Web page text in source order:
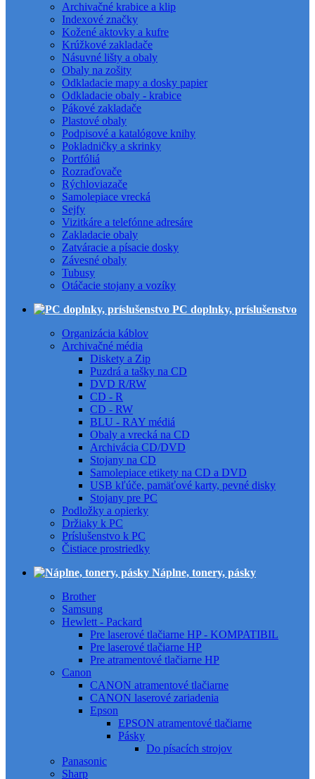
Archivačné krabice a klip
Indexové značky
Kožené aktovky a kufre
Krúžkové zakladače
Násuvné lišty a obaly
Obaly na zošity
Odkladacie mapy a dosky papier
Odkladacie obaly - krabice
Pákové zakladače
Plastové obaly
Podpisové a katalógove knihy
Pokladničky a skrinky
Portfóliá
Rozraďovače
Rýchloviazače
Samolepiace vrecká
Sejfy
Vizitkáre a telefónne adresáre
Zakladacie obaly
Zatváracie a písacie dosky
Závesné obaly
Tubusy
Otáčacie stojany a vozíky
PC doplnky, príslušenstvo
Organizácia káblov
Archivačné média
Diskety a Zip
Puzdrá a tašky na CD
DVD R/RW
CD - R
CD - RW
BLU - RAY médiá
Obaly a vrecká na CD
Archivácia CD/DVD
Stojany na CD
Samolepiace etikety na CD a DVD
USB kľúče, pamäťové karty, pevné disky
Stojany pre PC
Podložky a opierky
Držiaky k PC
Príslušenstvo k PC
Čistiace prostriedky
Náplne, tonery, pásky
Brother
Samsung
Hewlett - Packard
Pre laserové tlačiarne HP - KOMPATIBIL
Pre laserové tlačiarne HP
Pre atramentové tlačiarne HP
Canon
CANON atramentové tlačiarne
CANON laserové zariadenia
Epson
EPSON atramentové tlačiarne
Pásky
Do písacích strojov
Panasonic
Sharp